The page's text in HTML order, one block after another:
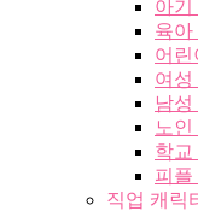
아기
육아
어린
여성
남
노
학교
피플
직업 캐릭